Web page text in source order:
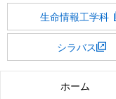
生命情報工学科
シラバス
ホーム